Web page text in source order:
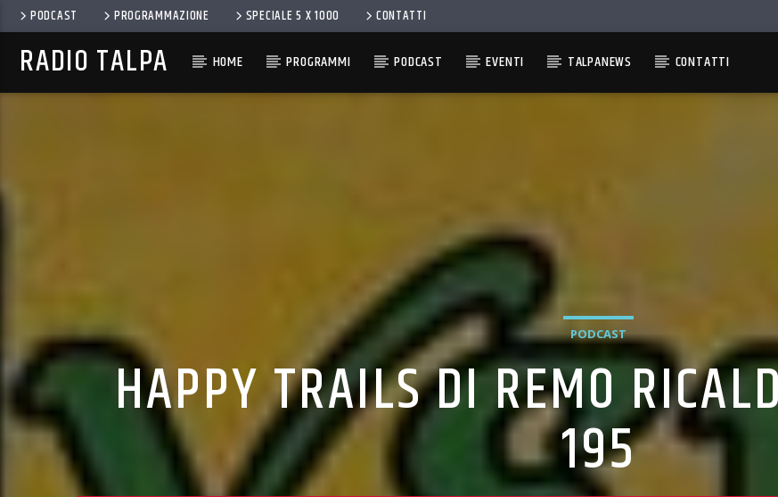
PODCAST PROGRAMMAZIONE SPECIALE 5 X 1000 CONTATTI
RADIO TALPA HOME PROGRAMMI PODCAST EVENTI TALPANEWS CONTATTI
PODCAST
HAPPY TRAILS DI REMO
195